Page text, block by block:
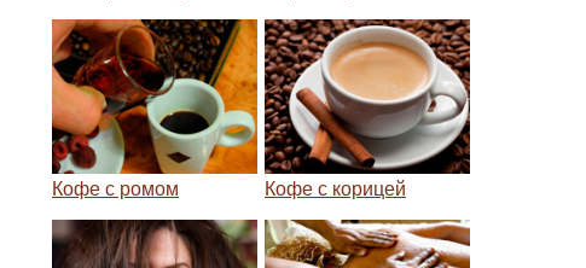
Кофе с ромом Кофе с корицей